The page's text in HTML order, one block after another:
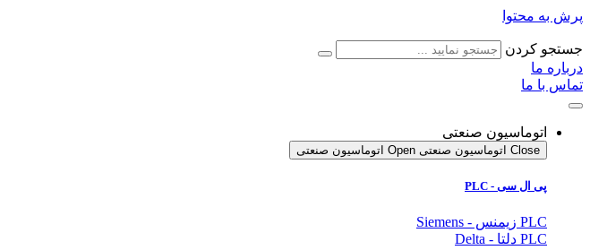
پرش به محتوا
جستجو کردن
درباره ما
تماس با ما
اتوماسیون صنعتی
Close اتوماسیون صنعتی Open اتوماسیون صنعتی
پی ال سی - PLC
PLC زیمنس - Siemens
PLC دلتا - Delta